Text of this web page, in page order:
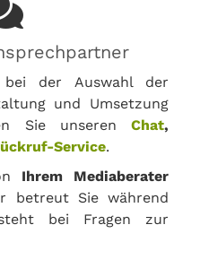
der Auswahl der
und Umsetzung
Sie unseren Chat,
Service.
Ihrem Mediaberater
betreut Sie während
bei Fragen zur